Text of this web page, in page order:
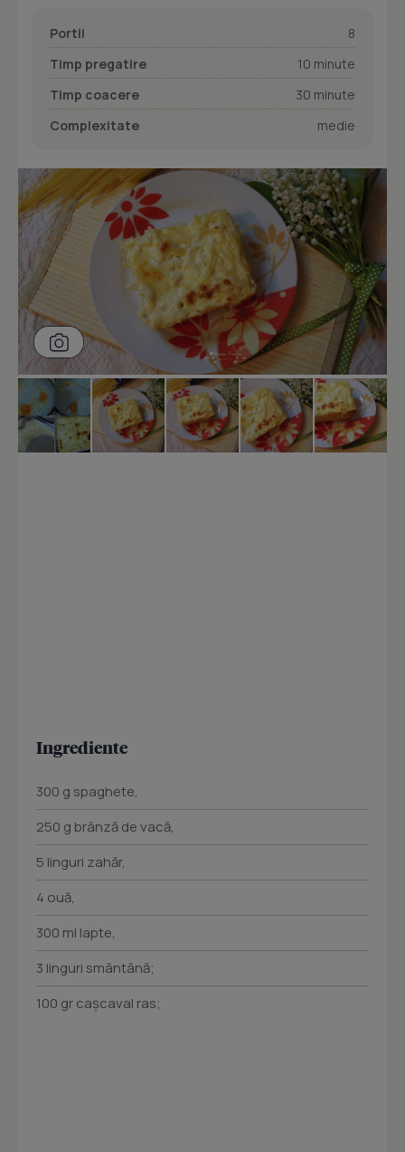
Portii
8
Timp pregatire
10 minute
Timp coacere
30 minute
Complexitate
medie
Ingrediente
300 g spaghete,
250 g brânză de vacă,
5 linguri zahăr,
4 ouă,
300 ml lapte,
3 linguri smântână;
100 gr caşcaval ras;